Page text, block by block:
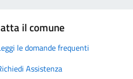
il comune
le domande frequenti
Assistenza